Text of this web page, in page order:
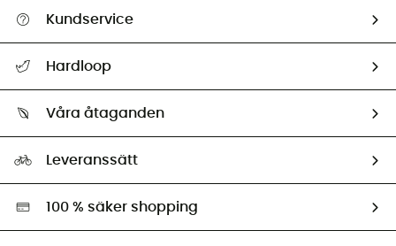
Kundservice
Retur & återbetalning
Hardloop
Ambassadörer
Våra åtaganden
Miljöanpassat urval
Leveranssätt
100 % säker shopping